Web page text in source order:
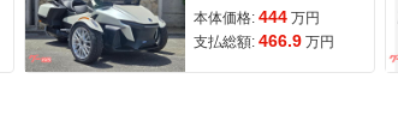
本体価格: 444 万円
支払総額: 466.9 万円